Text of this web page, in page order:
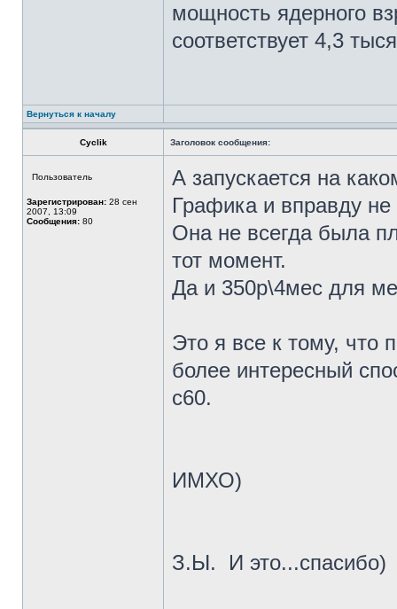
мощность ядерного
соответствует 4,3
Вернуться к началу
Cyclik Заголовок сообщения:
Пользователь
Зарегистрирован: 28 сен
2007, 13:09
Сообщения: 80
А запускается на
Графика и вправду
Она не всегда была
тот момент.
Да и 350р\4мес для
Это я все к тому, что
более интересный
с60.
ИМХО)
З.Ы. И это...спасибо)